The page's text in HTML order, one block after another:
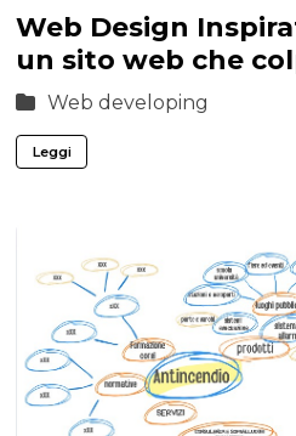
Web Design
un sito web che
Web developing
Leggi